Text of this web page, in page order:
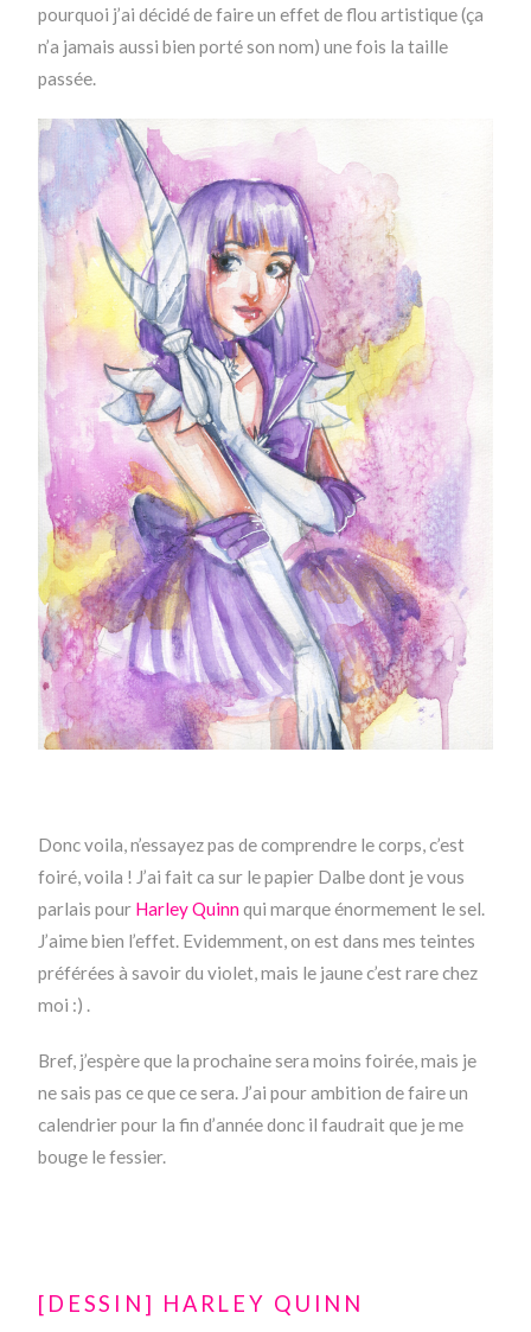
pourquoi j’ai décidé de faire un effet de flou artistique (ça
n’a jamais aussi bien porté son nom) une fois la taille
passée.
Donc voila, n’essayez pas de comprendre le corps, c’est
foiré, voila ! J’ai fait ca sur le papier Dalbe dont je vous
parlais pour Harley Quinnqui marque énormement le sel.
J’aime bien l’effet. Evidemment, on est dans mes teintes
préférées à savoir du violet, mais le jaune c’est rare chez
moi :) .
Bref, j’espère que la prochaine sera moins foirée, mais je
ne sais pas ce que ce sera. J’ai pour ambition de faire un
calendrier pour la fin d’année donc il faudrait que je me
bouge le fessier.
[DESSIN] HARLEY QUINN